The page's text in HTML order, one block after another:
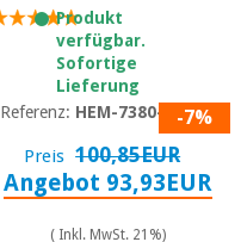
Produkt
verfügbar.
Sofortige
Lieferung
Referenz: HEM-7380-E -7%
Preis 100,85EUR
Angebot 93,93EUR
( Inkl. MwSt. 21%)